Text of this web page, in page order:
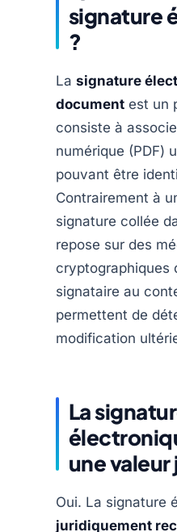
signature
?
La signature
documentest un
consiste à
numérique (PDF)
pouvant être
Contrairement à
signature collée
repose sur des
cryptographiques
signataire au
permettent de
modification
La
une
Oui. La signature
juridiquement